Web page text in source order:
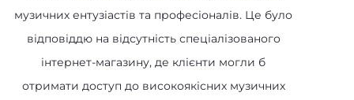
музичних ентузіастів та професіоналів. Це було
відповіддю на відсутність спеціалізованого
інтернет-магазину, де клієнти могли б
отримати доступ до високоякісних музичних